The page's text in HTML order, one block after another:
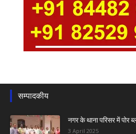
सम्पादकीय
नगर के थाना परिसर में पोर
3 April 2025